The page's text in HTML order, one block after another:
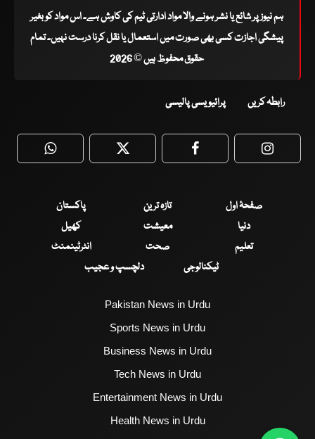
ہم نیوز پر شائع یا نشر ہونے والا مواد ادارتی ٹیم کی کاوش ہے۔ اس مواد کو بغیر
پیشگی اجازت کسی بھی صورت میں استعمال یا نقل کرنا درست نہیں۔ تمام
حقوق محفوظ ہیں © 2026
رابطہ کریں پرائیویسی پالیسی
WhatsApp Twitter Facebook
صفحۂ اول تازہ ترین
پاکستان
دنیا
معیشت
کھیل
تعلیم
صحت
انٹرٹینمنٹ
ٹیکنالوجی
دلچسپ و عجیب
Pakistan News in Urdu
Sports News in Urdu
Business News in Urdu
Tech News in Urdu
Entertainment News in Urdu
Health News in Urdu